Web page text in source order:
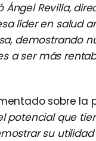
Revilla,
líder en salud
demostrando
a ser más
sobre la
potencial que
su